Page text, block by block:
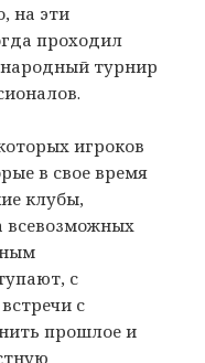
на эти
проходил
турнир
игроков
в свое время
клубы,
всевозможных
с
с
прошлое и